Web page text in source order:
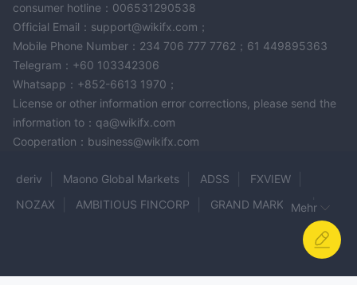
consumer hotline：006531290538
Official Email：support@wikifx.com；
Mobile Phone Number：234 706 777 7762；61 449895363
Telegram：+60 103342306
Whatsapp：+852-6613 1970；
License or other information error corrections, please send the
information to：qa@wikifx.com
Cooperation：business@wikifx.com
deriv Maono Global Markets ADSS
FXVIEW
NOZAX
AMBITIOUS FINCORP
GRAND MARKETS
CRYPTO ALTUM
10TradeFX Paramount FX Trade
Mehr